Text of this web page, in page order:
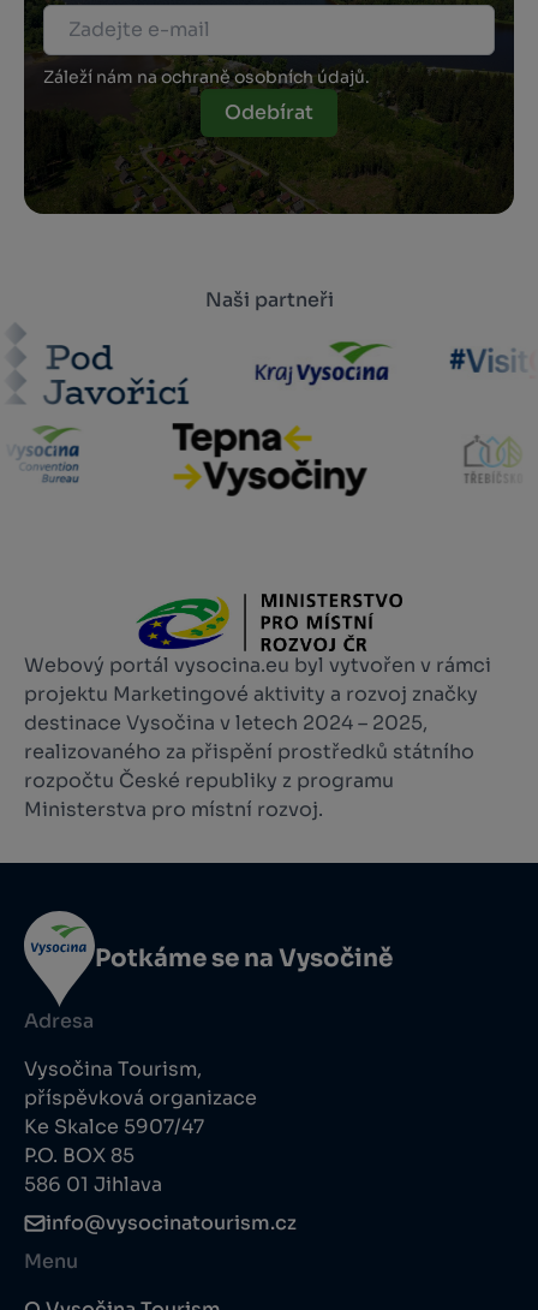
Záleží nám na ochraně osobních údajů.
Odebírat
Naši partneři
Webový portál vysocina.eu byl vytvořen v rámci
projektu Marketingové aktivity a rozvoj značky
destinace Vysočina v letech 2024 – 2025,
realizovaného za přispění prostředků státního
rozpočtu České republiky z programu
Ministerstva pro místní rozvoj.
Potkáme se na Vysočině
Adresa
Vysočina Tourism,
příspěvková organizace
Ke Skalce 5907/47
P.O. BOX 85
586 01 Jihlava
info@vysocinatourism.cz
Menu